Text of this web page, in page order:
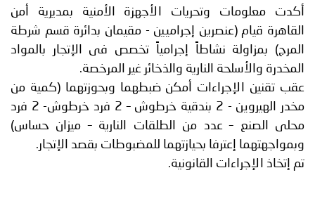
أكدت معلومات وتحريات الأجهزة الأمنية بمديرية أمن
القاهرة قيام (عنصرين إجراميين - مقيمان بدائرة قسم شرطة
المرج) بمزاولة نشاطاً إجرامياً تخصص فى الإتجار بالمواد
المخدرة والأسلحة النارية والذخائر غير المرخصة.
عقب تقنين الإجراءات أمكن ضبطهما وبحوزتهما (كمية من
مخدر الهيروين - 2 بندقية خرطوش – 2 فرد خرطوش- 2 فرد
محلى الصنع – عدد من الطلقات النارية – ميزان حساس)
وبمواجهتهما إعترفا بحيازتهما للمضبوطات بقصد الإتجار.
تم إتخاذ الإجراءات القانونية.